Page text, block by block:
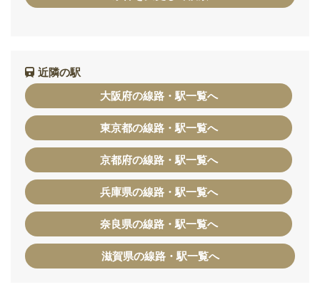
近隣の駅
大阪府の線路・駅一覧へ
東京都の線路・駅一覧へ
京都府の線路・駅一覧へ
兵庫県の線路・駅一覧へ
奈良県の線路・駅一覧へ
滋賀県の線路・駅一覧へ